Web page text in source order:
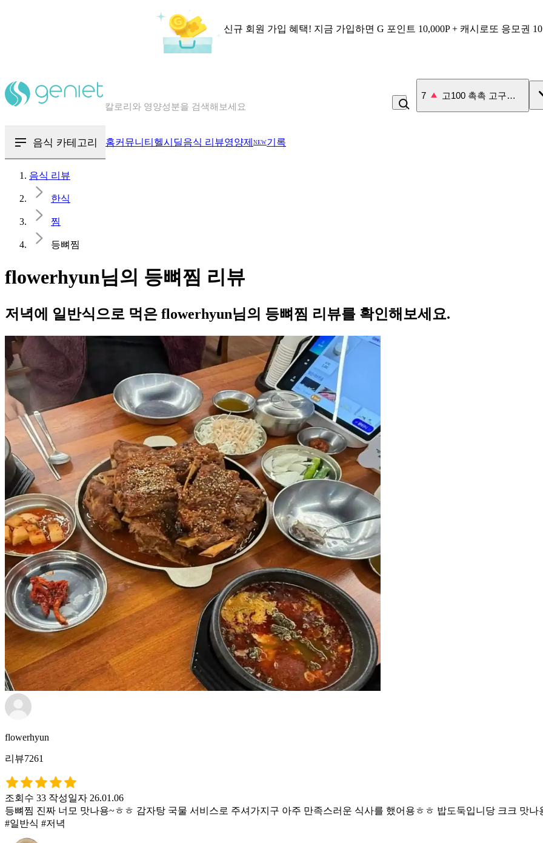
신규 회원 가입 혜택! 지금 가입하면 G 포인트 10,000P + 캐시로또 응모권
혈당 · 다이어트 음식 검색해보세요
7 고100 촉촉 고구마 스틱
음식 카테고리 홈커뮤니티 헬시딜음식 리뷰영양제 NEW기록
음식 리뷰
한식
찜
등뼈찜
flowerhyun님의 등뼈찜 리뷰
저녁에 일반식으로 먹은 flowerhyun님의 등뼈찜 리뷰를 확인해보세요.
flowerhyun
리뷰7261
조회수 33 작성일자 26.01.06
등뼈찜 진짜 너모 맛나용~ㅎㅎ 감자탕 국물 서비스로 주셔가지구 아주 만족스러운 식사를 했어용ㅎㅎ 밥도둑입니당 크크 맛나
#일반식 #저녁